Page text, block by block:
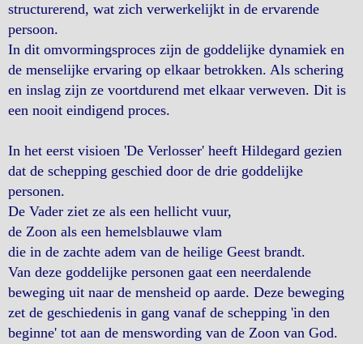
structurerend, wat zich verwerkelijkt in de ervarende
persoon.
In dit omvormingsproces zijn de goddelijke dynamiek en
de menselijke ervaring op elkaar betrokken. Als schering
en inslag zijn ze voortdurend met elkaar verweven. Dit is
een nooit eindigend proces.
In het eerst visioen 'De Verlosser' heeft Hildegard gezien
dat de schepping geschied door de drie goddelijke
personen.
De Vader ziet ze als een hellicht vuur,
de Zoon als een hemelsblauwe vlam
die in de zachte adem van de heilige Geest brandt.
Van deze goddelijke personen gaat een neerdalende
beweging uit naar de mensheid op aarde. Deze beweging
zet de geschiedenis in gang vanaf de schepping 'in den
beginne' tot aan de menswording van de Zoon van God.